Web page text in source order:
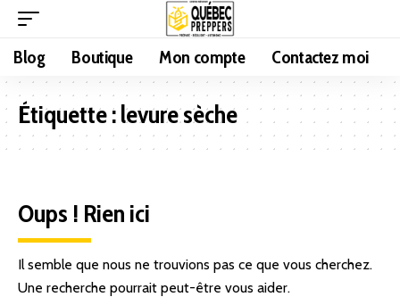
Blog Boutique Mon compte Contactez moi
Étiquette :levure sèche
Oups ! Rien ici
Il semble que nous ne trouvions pas ce que vous cherchez.
Une recherche pourrait peut-être vous aider.